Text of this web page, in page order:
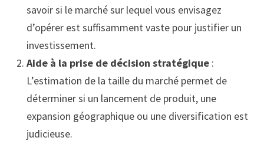
savoir si le marché sur lequel vous envisagez
d’opérer est suffisamment vaste pour justifier un
investissement.
Aide à la prise de décision stratégique:
L’estimation de la taille du marché permet de
déterminer si un lancement de produit, une
expansion géographique ou une diversification est
judicieuse.